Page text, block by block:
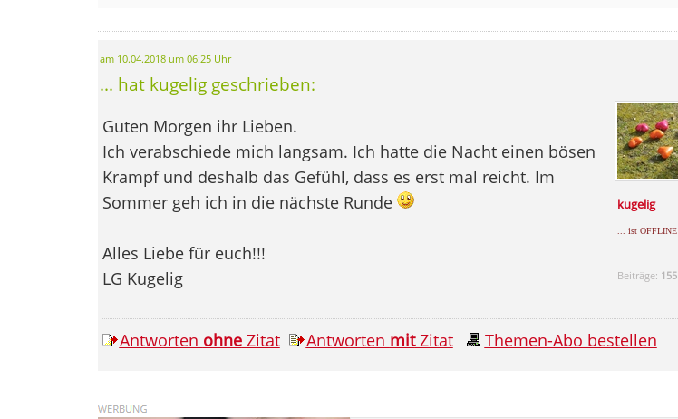
am 10.04.2018 um 06:25 Uhr
... hat kugelig geschrieben:
kugelig
... ist OFFLINE
Beiträge: 155
Guten Morgen ihr Lieben.
Ich verabschiede mich langsam. Ich hatte die Nacht einen bösen
Krampf und deshalb das Gefühl, dass es erst mal reicht. Im
Sommer geh ich in die nächste Runde
Alles Liebe für euch!!!
LG Kugelig
Antworten ohneZitat Antworten mitZitat Themen-Abo bestellen